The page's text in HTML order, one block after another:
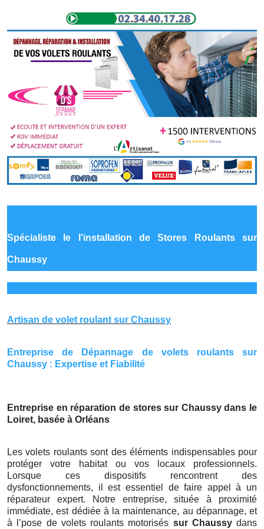
Spécialiste le l'installation de Stores Roulants sur
Chaussy
Artisan de volet roulant sur Chaussy
Entreprise de Dépannage de volets roulants sur
Chaussy : Expertise et Fiabilité
Entreprise en réparation de stores sur Chaussy dans le
Loiret, basée à Orléans
Les volets roulants sont des éléments indispensables pour
protéger votre habitat ou vos locaux professionnels.
Lorsque ces dispositifs rencontrent des
dysfonctionnements, il est essentiel de faire appel à un
réparateur expert. Notre entreprise, située à proximité
immédiate, est dédiée à la maintenance, au dépannage, et
à l’pose de volets roulants motorisés sur Chaussy dans